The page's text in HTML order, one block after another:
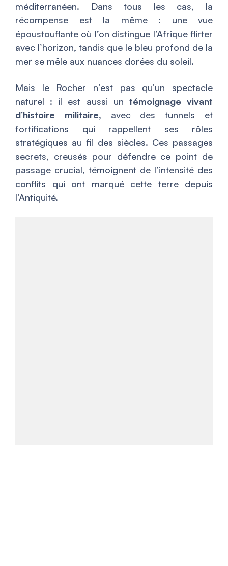
méditerranéen. Dans tous les cas, la
récompense est la même : une vue
époustouflante où l’on distingue l’Afrique flirter
avec l’horizon, tandis que le bleu profond de la
mer se mêle aux nuances dorées du soleil.
Mais le Rocher n’est pas qu’un spectacle
naturel : il est aussi un témoignage vivant
d’histoire militaire, avec des tunnels et
fortifications qui rappellent ses rôles
stratégiques au fil des siècles. Ces passages
secrets, creusés pour défendre ce point de
passage crucial, témoignent de l’intensité des
conflits qui ont marqué cette terre depuis
l’Antiquité.